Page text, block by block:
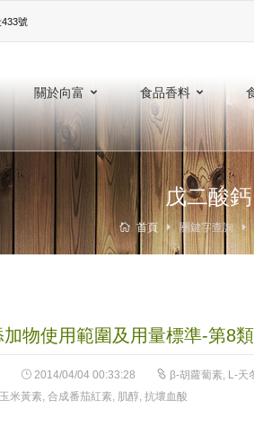
號‎
關於向富 食品香料
戊二酸鈣
首頁 關鍵字查詢
物使用範圍及用量標準-第8
2014/04/04 00:33:28 β-胡蘿蔔素, L-天
米黃素, 合成番茄紅素, 肌醇, 抗壞血酸